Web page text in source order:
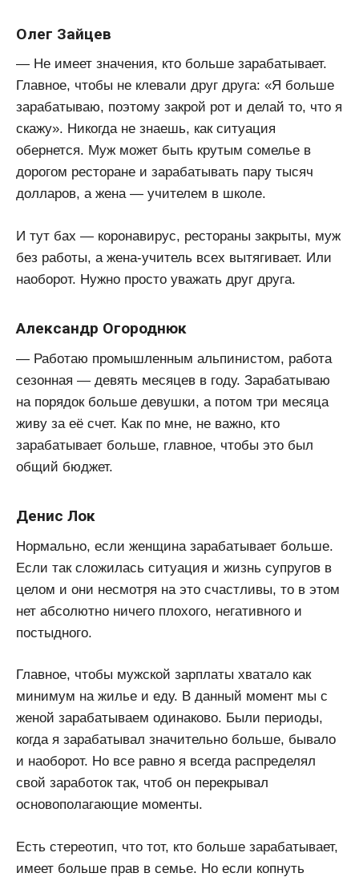
Олег Зайцев
— Не имеет значения, кто больше зарабатывает.
Главное, чтобы не клевали друг друга: «Я больше
зарабатываю, поэтому закрой рот и делай то, что я
скажу». Никогда не знаешь, как ситуация
обернется. Муж может быть крутым сомелье в
дорогом ресторане и зарабатывать пару тысяч
долларов, а жена — учителем в школе.
И тут бах — коронавирус, рестораны закрыты, муж
без работы, а жена-учитель всех вытягивает. Или
наоборот. Нужно просто уважать друг друга.
Александр Огороднюк
— Работаю промышленным альпинистом, работа
сезонная — девять месяцев в году. Зарабатываю
на порядок больше девушки, а потом три месяца
живу за её счет. Как по мне, не важно, кто
зарабатывает больше, главное, чтобы это был
общий бюджет.
Денис Лок
Нормально, если женщина зарабатывает больше.
Если так сложилась ситуация и жизнь супругов в
целом и они несмотря на это счастливы, то в этом
нет абсолютно ничего плохого, негативного и
постыдного.
Главное, чтобы мужской зарплаты хватало как
минимум на жилье и еду. В данный момент мы с
женой зарабатываем одинаково. Были периоды,
когда я зарабатывал значительно больше, бывало
и наоборот. Но все равно я всегда распределял
свой заработок так, чтоб он перекрывал
основополагающие моменты.
Есть стереотип, что тот, кто больше зарабатывает,
имеет больше прав в семье. Но если копнуть